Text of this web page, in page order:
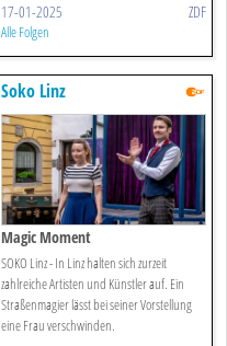
17-01-2025 ZDF
Alle Folgen
Soko Linz
Magic Moment
SOKO Linz - In Linz halten sich zurzeit
zahlreiche Artisten und Künstler auf. Ein
Straßenmagier lässt bei seiner Vorstellung
eine Frau verschwinden.